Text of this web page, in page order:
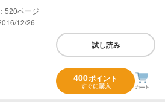
520
12/26
試し読み
400ポイント
すぐに購入